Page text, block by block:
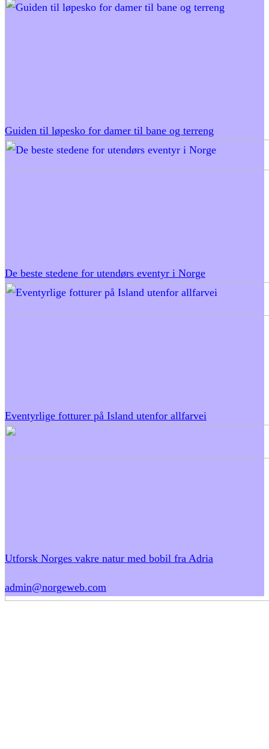
Guiden til løpesko for damer til bane og terreng
De beste stedene for utendørs eventyr i Norge
Eventyrlige fotturer på Island utenfor allfarvei
Utforsk Norges vakre natur med bobil fra Adria
admin@norgeweb.com